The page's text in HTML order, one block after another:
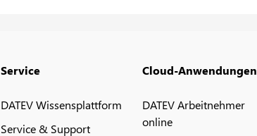
Service
DATEV Wissensplattform
Service & Support
Cloud-Anwendungen
DATEV Arbeitnehmer
online